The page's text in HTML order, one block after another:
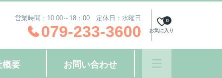
営業時間：10:00～18：00 定休日：水曜日
079-233-3600 お気に入り
0
概要 お問い合わせ